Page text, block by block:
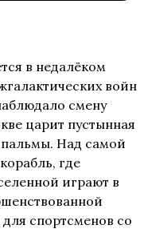
в недалёком
войн
смену
царит пустынная
Над самой
где
играют в
спортсменов со